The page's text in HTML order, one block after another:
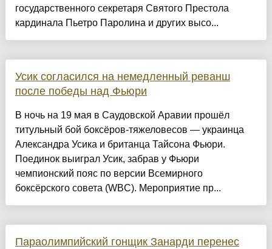
государственного секретаря Святого Престола
кардинала Пьетро Паролина и других высо...
Усик согласился на немедленный реванш
после победы над Фьюри
В ночь на 19 мая в Саудовской Аравии прошёл
титульный бой боксёров-тяжеловесов — украинца
Александра Усика и британца Тайсона Фьюри.
Поединок выиграл Усик, забрав у Фьюри
чемпионский пояс по версии Всемирного
боксёрского совета (WBC). Мероприятие пр...
Параолимпийский гонщик Занарди перенес